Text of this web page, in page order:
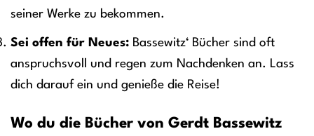
seiner Werke zu bekommen.
Sei offen für Neues: Bassewitz‘ Bücher sind oft
anspruchsvoll und regen zum Nachdenken an. Lass
dich darauf ein und genieße die Reise!
Wo du die Bücher von Gerdt Bassewitz